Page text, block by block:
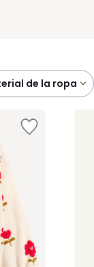
de la ropa